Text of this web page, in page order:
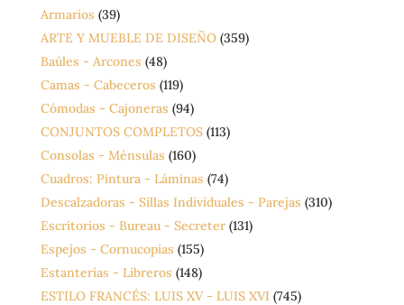
Armarios (39)
ARTE Y MUEBLE DE DISEÑO (359)
Baúles - Arcones (48)
Camas - Cabeceros (119)
Cómodas - Cajoneras (94)
CONJUNTOS COMPLETOS (113)
Consolas - Ménsulas (160)
Cuadros: Pintura - Láminas (74)
Descalzadoras - Sillas Individuales - Parejas (310)
Escritorios - Bureau - Secreter (131)
Espejos - Cornucopias (155)
Estanterías - Libreros (148)
ESTILO FRANCÉS: LUIS XV - LUIS XVI (745)